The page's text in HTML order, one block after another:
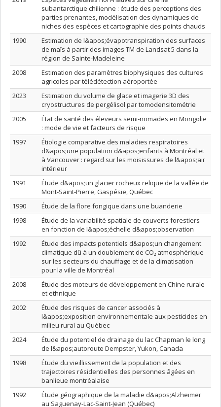
subantarctique chilienne : étude des perceptions des
parties prenantes, modélisation des dynamiques de
niches des espèces et cartographie des points chauds
1990
Estimation de l&apos;évapotranspiration des surfaces
de maïs à partir des images TM de Landsat 5 dans la
région de Sainte-Madeleine
2008
Estimation des paramètres biophysiques des cultures
agricoles par télédétection aéroportée
2023
Estimation du volume de glace et imagerie 3D des
cryostructures de pergélisol par tomodensitométrie
2005
État de santé des éleveurs semi-nomades en Mongolie
: mode de vie et facteurs de risque
1997
Étiologie comparative des maladies respiratoires
d&apos;une population d&apos;enfants à Montréal et
à Vancouver : regard sur les moisissures de l&apos;air
intérieur
1991
Étude d&apos;un glacier rocheux relique de la vallée de
Mont-Saint-Pierre, Gaspésie, Québec
1990
Étude de la flore fongique dans une buanderie
1998
Étude de la variabilité spatiale de couverts forestiers
en fonction de l&apos;échelle d&apos;observation
1992
Étude des impacts potentiels d&apos;un changement
climatique dû à un doublement de CO₂ atmosphérique
sur les secteurs du chauffage et de la climatisation
pour la ville de Montréal
2008
Étude des moteurs de développement en Chine rurale
et ethnique
2002
Étude des risques de cancer associés à
l&apos;exposition environnementale aux pesticides en
milieu rural au Québec
2024
Étude du potentiel de drainage du lac Chapman le long
de l&apos;autoroute Dempster, Yukon, Canada
1998
Étude du vieillissement de la population et des
trajectoires résidentielles des personnes âgées en
banlieue montréalaise
1992
Étude géographique de la maladie d&apos;Alzheimer
au Saguenay-Lac-Saint-Jean (Québec)